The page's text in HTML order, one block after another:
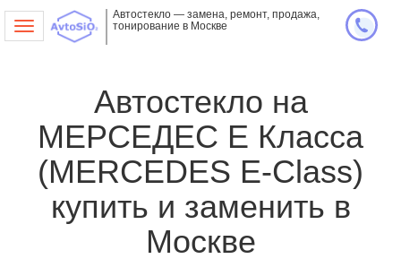
Toggle
Автостекло — замена, ремонт, продажа,
тонирование в Москве
Автостекло на
МЕРСЕДЕС Е Класса
(MERCEDES E-Class)
купить и заменить в
Москве